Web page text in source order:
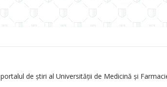
de știri al Universității de Medicină și